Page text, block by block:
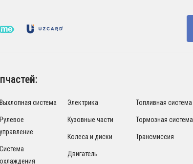
система Электрика
Кузовные части
Колеса и диски
Двигатель
Топливная система
Тормозная система
Трансмиссия